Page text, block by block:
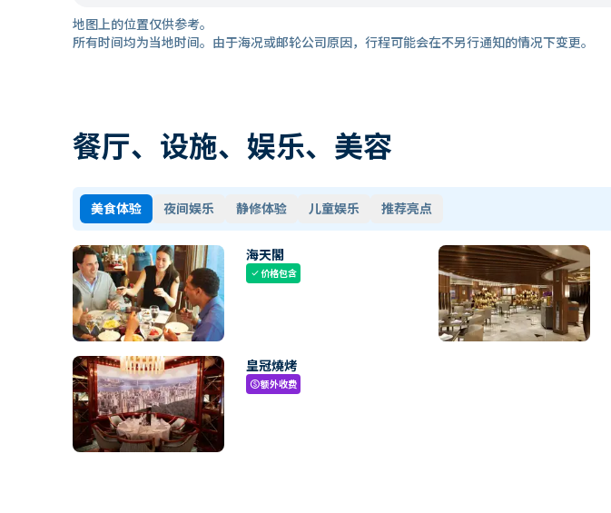
地图上的位置仅供参考。
所有时间均为当地时间。由于海况或邮轮公司原因，行程可能会在不另行通知的情况下变更。
餐厅、设施、娱乐、美容
美食体验 夜间娱乐 静修体验 儿童娱乐 推荐亮点
海天閣
check价格包含
皇冠燒烤
paid额外收费